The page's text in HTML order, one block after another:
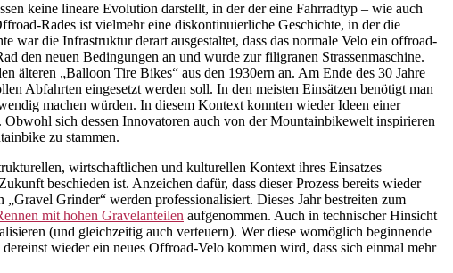
keine lineare Evolution darstellt, in der der eine Fahrradtyp – wie auch
Rades ist vielmehr eine diskontinuierliche Geschichte, in der die
war die Infrastruktur derart ausgestaltet, dass das normale Velo ein offroad-
den neuen Bedingungen an und wurde zur filigranen Strassenmaschine.
älteren „Balloon Tire Bikes“ aus den 1930ern an. Am Ende des 30 Jahre
Abfahrten eingesetzt werden soll. In den meisten Einsätzen benötigt man
machen würden. In diesem Kontext konnten wieder Ideen einer
sich dessen Innovatoren auch von der Mountainbikewelt inspirieren
zu stammen.
wirtschaftlichen und kulturellen Kontext ihres Einsatzes
beschieden ist. Anzeichen dafür, dass dieser Prozess bereits wieder
Grinder“ werden professionalisiert. Dieses Jahr bestreiten zum
mit hohen Gravelanteilen aufgenommen. Auch in technischer Hinsicht
(und gleichzeitig auch verteuern). Wer diese womöglich beginnende
wieder ein neues Offroad-Velo kommen wird, dass sich einmal mehr